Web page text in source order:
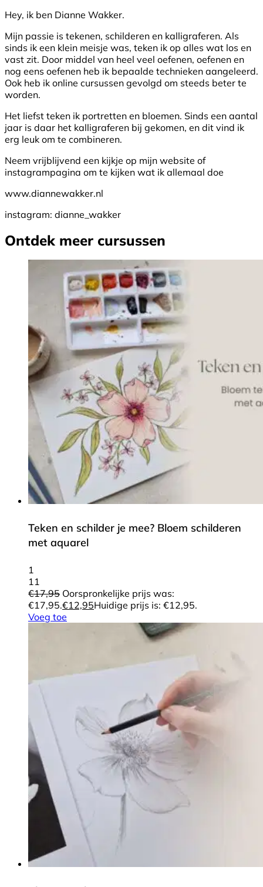
Hey, ik ben Dianne Wakker.
Mijn passie is tekenen, schilderen en kalligraferen. Als
sinds ik een klein meisje was, teken ik op alles wat los en
vast zit. Door middel van heel veel oefenen, oefenen en
nog eens oefenen heb ik bepaalde technieken aangeleerd.
Ook heb ik online cursussen gevolgd om steeds beter te
worden.
Het liefst teken ik portretten en bloemen. Sinds een aantal
jaar is daar het kalligraferen bij gekomen, en dit vind ik
erg leuk om te combineren.
Neem vrijblijvend een kijkje op mijn website of
instagrampagina om te kijken wat ik allemaal doe
www.diannewakker.nl
instagram: dianne_wakker
Ontdek meer cursussen
Teken en schilder je mee? Bloem schilderen
met aquarel
1
11
€17,95 Oorspronkelijke prijs was:
€17,95.€12,95Huidige prijs is: €12,95.
Voeg toe